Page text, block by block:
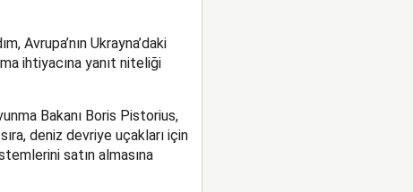
Avrupa’nın Ukrayna’daki
ihtiyacına yanıt niteliği
Bakanı Boris Pistorius,
deniz devriye uçakları için
satın almasına